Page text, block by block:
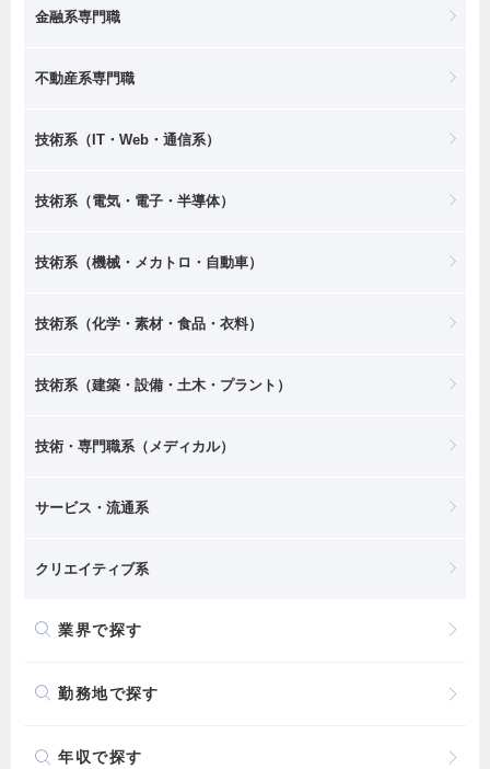
金融系専門職
不動産系専門職
技術系（IT・Web・通信系）
技術系（電気・電子・半導体）
技術系（機械・メカトロ・自動車）
技術系（化学・素材・食品・衣料）
技術系（建築・設備・土木・プラント）
技術・専門職系（メディカル）
サービス・流通系
クリエイティブ系
業界で探す
勤務地で探す
年収で探す